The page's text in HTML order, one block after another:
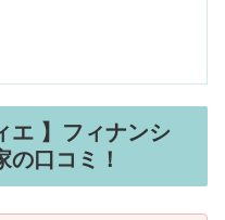
エ 】フィナンシ
の口コミ！